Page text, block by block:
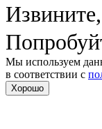
Мы используем
в соответствии с
Хорошо